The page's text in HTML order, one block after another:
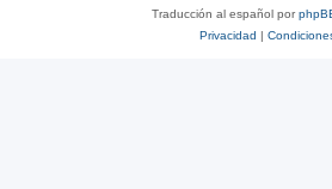
Traducción al español por
Privacidad |